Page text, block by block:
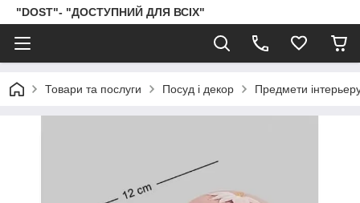
"DOST"- "ДОСТУПНИЙ ДЛЯ ВСІХ"
Товари та послуги Посуд і декор Предмети